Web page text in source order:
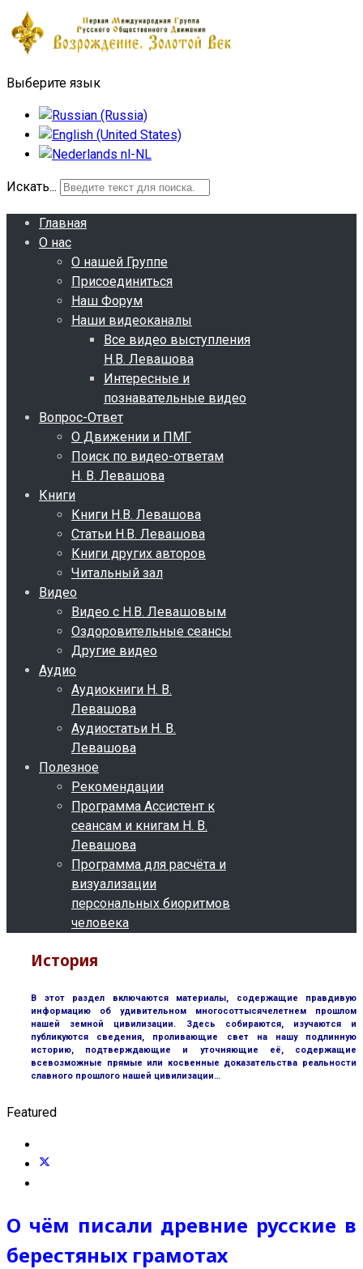
Выберите язык
Искать...
Главная
О нас
О нашей Группе
Присоединиться
Наш Форум
Наши видеоканалы
Все видео выступления
Н.В. Левашова
Интересные и
познавательные видео
Вопрос-Ответ
О Движении и ПМГ
Поиск по видео-ответам
Н. В. Левашова
Книги
Книги Н.В. Левашова
Статьи Н.В. Левашова
Книги других авторов
Читальный зал
Видео
Видео с Н.В. Левашовым
Оздоровительные сеансы
Другие видео
Аудио
Аудиокниги Н. В.
Левашова
Аудиостатьи Н. В.
Левашова
Полезное
Рекомендации
Программа Ассистент к
сеансам и книгам Н. В.
Левашова
Программа для расчёта и
визуализации
персональных биоритмов
человека
История
В этот раздел включаются материалы, содержащие правдивую
информацию об удивительном многосоттысячелетнем прошлом
нашей земной цивилизации. Здесь собираются, изучаются и
публикуются сведения, проливающие свет на нашу подлинную
историю, подтверждающие и уточняющие её, содержащие
всевозможные прямые или косвенные доказательства реальности
славного прошлого нашей цивилизации…
Featured
О чём писали древние русские в
берестяных грамотах